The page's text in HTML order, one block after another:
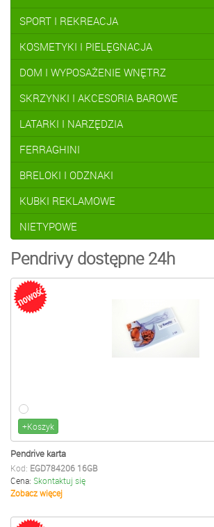
SPORT I REKREACJA
KOSMETYKI I PIELĘGNACJA
DOM I WYPOSAŻENIE WNĘTRZ
SKRZYNKI I AKCESORIA BAROWE
LATARKI I NARZĘDZIA
FERRAGHINI
BRELOKI I ODZNAKI
KUBKI REKLAMOWE
NIETYPOWE
Pendrivy dostępne 24h
+Koszyk
Pendrive karta
Kod: EGD784206 16GB
Cena: Skontaktuj się
Zobacz więcej